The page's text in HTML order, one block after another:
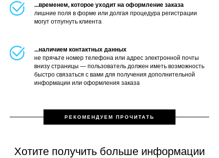
...временем, которое уходит на оформление заказа
лишние поля в форме или долгая процедура регистрации
могут отпугнуть клиента
...наличием контактных данных
не прячьте номер телефона или адрес электронной почты
внизу страницы — пользователь должен иметь возможность
быстро связаться с вами для получения дополнительной
информации или оформления заказа
РЕКОМЕНДУЕМ ПРОЧИТАТЬ
Хотите получить больше информации